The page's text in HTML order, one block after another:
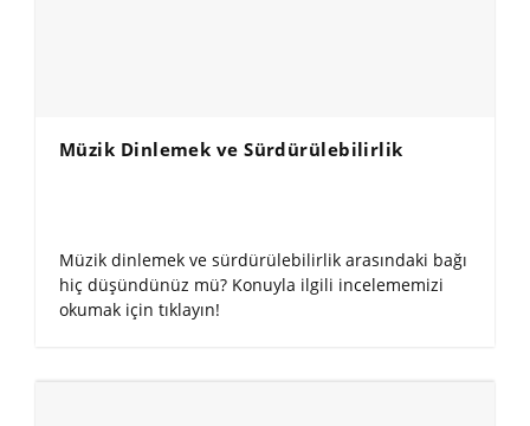
Müzik Dinlemek ve Sürdürülebilirlik
Müzik dinlemek ve sürdürülebilirlik arasındaki bağı
hiç düşündünüz mü? Konuyla ilgili incelememizi
okumak için tıklayın!